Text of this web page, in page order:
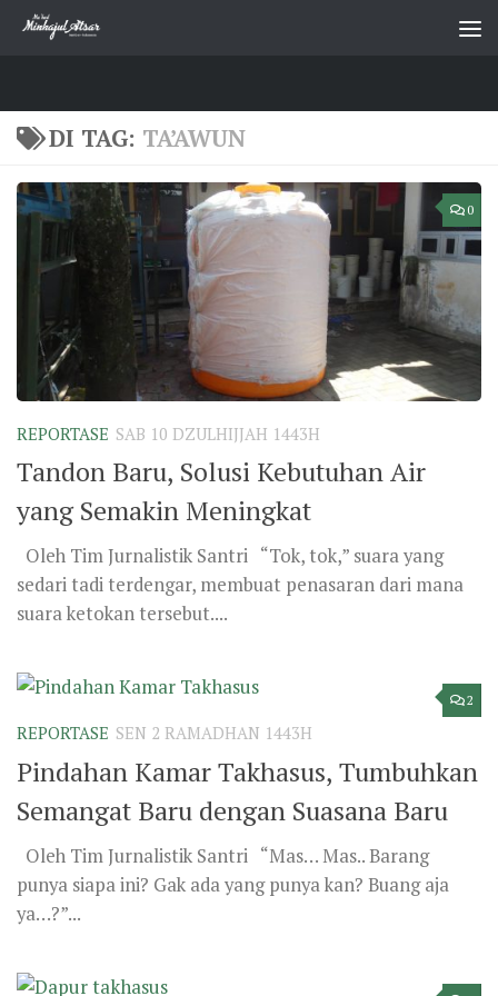
Skip to content
DI TAG: TA’AWUN
0
REPORTASE SAB 10 DZULHIJJAH 1443H
Tandon Baru, Solusi Kebutuhan Air
yang Semakin Meningkat
Oleh Tim Jurnalistik Santri “Tok, tok,” suara yang
sedari tadi terdengar, membuat penasaran dari mana
suara ketokan tersebut....
2
REPORTASE SEN 2 RAMADHAN 1443H
Pindahan Kamar Takhasus, Tumbuhkan
Semangat Baru dengan Suasana Baru
Oleh Tim Jurnalistik Santri “Mas… Mas.. Barang
punya siapa ini? Gak ada yang punya kan? Buang aja
ya…?”...